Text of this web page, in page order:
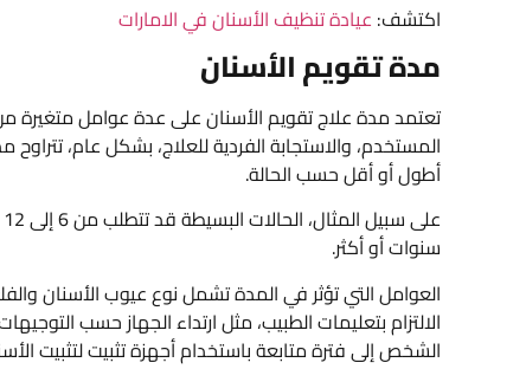
اكتشف: عيادة تنظيف الأسنان في الامارات
مدة تقويم الأسنان
تعتمد مدة علاج تقويم الأسنان على عدة عوامل متغيرة
أطول أو أقل حسب الحالة.
سنوات أو أكثر.
العوامل التي تؤثر في المدة تشمل نوع عيوب الأسنان
الالتزام بتعليمات الطبيب، مثل ارتداء الجهاز حسب
الشخص إلى فترة متابعة باستخدام أجهزة تثبيت لتثبيت